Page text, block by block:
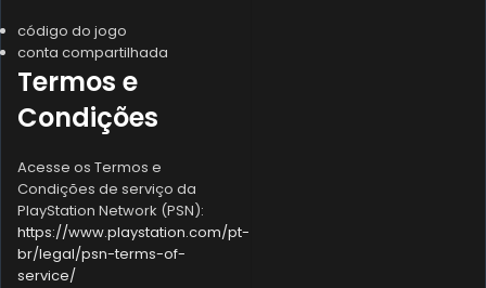
código do jogo
conta compartilhada
Termos e
Condições
Acesse os Termos e
Condições de serviço da
PlayStation Network (PSN):
https://www.playstation.com/pt-
br/legal/psn-terms-of-
service/